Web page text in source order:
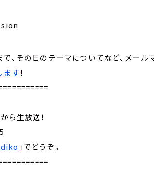
で、その日のテーマについてなど、
ます！
」
時から生放送！
」でどうぞ。